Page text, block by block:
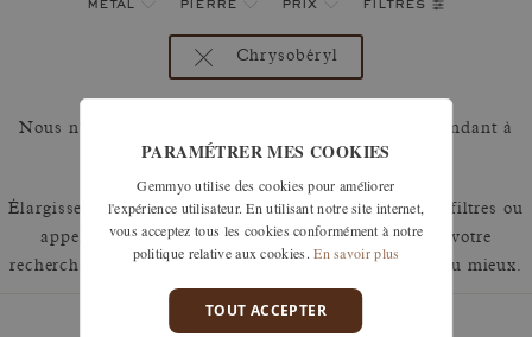
métal pierre prix filtres
Chrysobéryl
Nous n'avons malheureusement pas de produits répondant à
cette sélection.
Élargissez votre recherche en retirant un ou plusieurs filtres ou
appelez nous au 01 42 46 90 89 pour discuter de votre
recherche et voir comment nous pouvons y répondre au mieux.
PARAMÉTRER MES COOKIES
Gemmyo utilise des cookies pour améliorer
l'expérience utilisateur. En utilisant notre site internet,
vous acceptez tous les cookies conformément à notre
politique relative aux cookies. En savoir plus
TOUT ACCEPTER